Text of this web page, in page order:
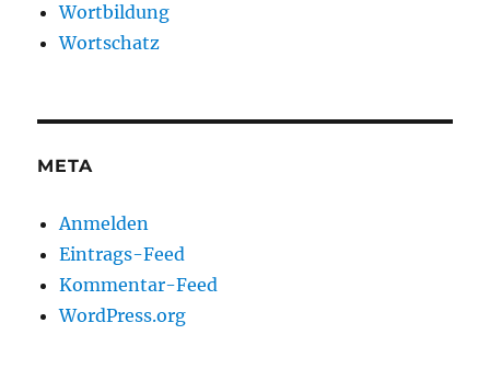
Wortbildung
Wortschatz
META
Anmelden
Eintrags-Feed
Kommentar-Feed
WordPress.org